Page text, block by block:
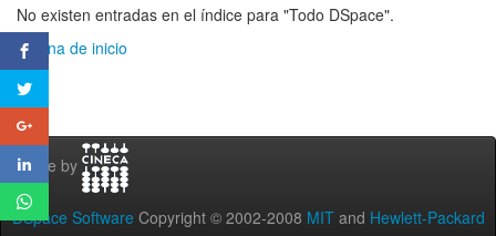
No existen entradas en el índice para "Todo DSpace".
Página de inicio
Theme by
DSpace Software Copyright © 2002-2008 MIT and Hewlett-Packard